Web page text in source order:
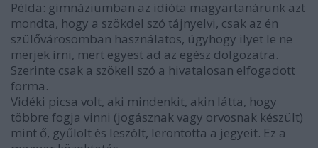
Példa: gimnáziumban az idióta magyartanárunk azt
mondta, hogy a szökdel szó tájnyelvi, csak az én
szülővárosomban használatos, úgyhogy ilyet le ne
merjek írni, mert egyest ad az egész dolgozatra.
Szerinte csak a szökell szó a hivatalosan elfogadott
forma.
Vidéki picsa volt, aki mindenkit, akin látta, hogy
többre fogja vinni (jogásznak vagy orvosnak készült)
mint ő, gyűlölt és leszólt, lerontotta a jegyeit. Ez a